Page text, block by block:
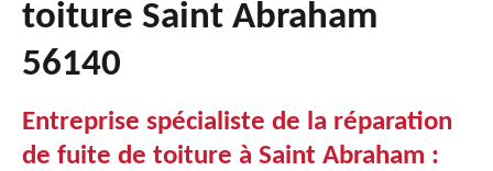
toiture Saint Abraham
56140
Entreprise spécialiste de la réparation
de fuite de toiture à Saint Abraham :